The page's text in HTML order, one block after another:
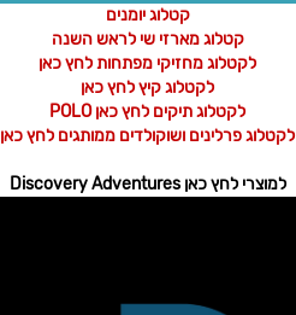
קטלוג יומנים
קטלוג מארזי שי לראש השנה
לקטלוג מחזיקי מפתחות לחץ כאן
לקטלוג קיץ לחץ כאן
לקטלוג תיקים לחץ כאן POLO
לקטלוג פרלינים ושוקולדים ממותגים לחץ כאן
למוצרי לחץ כאן Discovery Adventures